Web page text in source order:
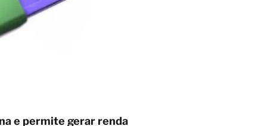
e permite gerar renda